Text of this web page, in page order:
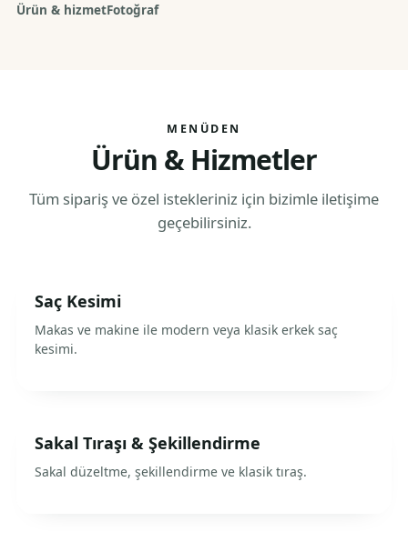
Ürün & hizmetFotoğraf
MENÜDEN
Ürün & Hizmetler
Tüm sipariş ve özel istekleriniz için bizimle iletişime
geçebilirsiniz.
Saç Kesimi
Makas ve makine ile modern veya klasik erkek saç
kesimi.
Sakal Tıraşı & Şekillendirme
Sakal düzeltme, şekillendirme ve klasik tıraş.